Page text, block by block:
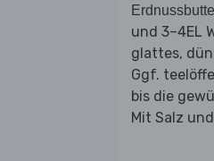
und 3–4EL
glattes,
Ggf.
bis die
Mit Salz